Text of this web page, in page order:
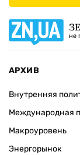
не
АРХИВ
Внутренняя
Международная
Макроуровень
Энергорынок